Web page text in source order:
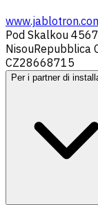
Pod Skalkou
NisouRepubblica
CZ28668715
Per i partner di